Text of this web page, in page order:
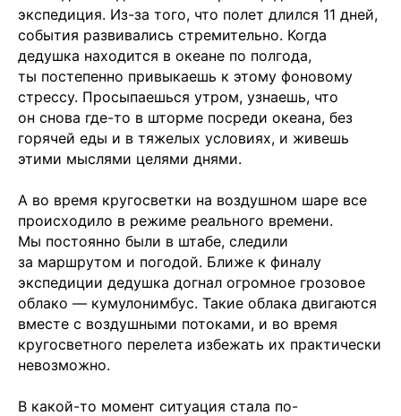
экспедиция. Из-за того, что полет длился 11 дней,
события развивались стремительно. Когда
дедушка находится в океане по полгода,
ты постепенно привыкаешь к этому фоновому
стрессу. Просыпаешься утром, узнаешь, что
он снова где-то в шторме посреди океана, без
горячей еды и в тяжелых условиях, и живешь
этими мыслями целями днями.
А во время кругосветки на воздушном шаре все
происходило в режиме реального времени.
Мы постоянно были в штабе, следили
за маршрутом и погодой. Ближе к финалу
экспедиции дедушка догнал огромное грозовое
облако — кумулонимбус. Такие облака двигаются
вместе с воздушными потоками, и во время
кругосветного перелета избежать их практически
невозможно.
В какой-то момент ситуация стала по-